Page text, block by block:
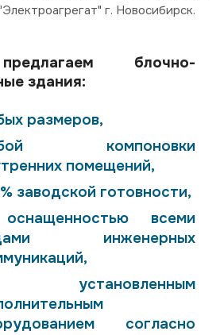
г. Новосибирск.
блочно-
здания:
размеров,
компоновки
помещений,
заводской готовности,
всеми
инженерных
согласно